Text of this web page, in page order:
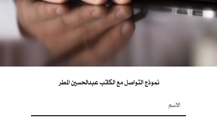
نموذج التواصل مع الكاتب عبدالحسين المطر